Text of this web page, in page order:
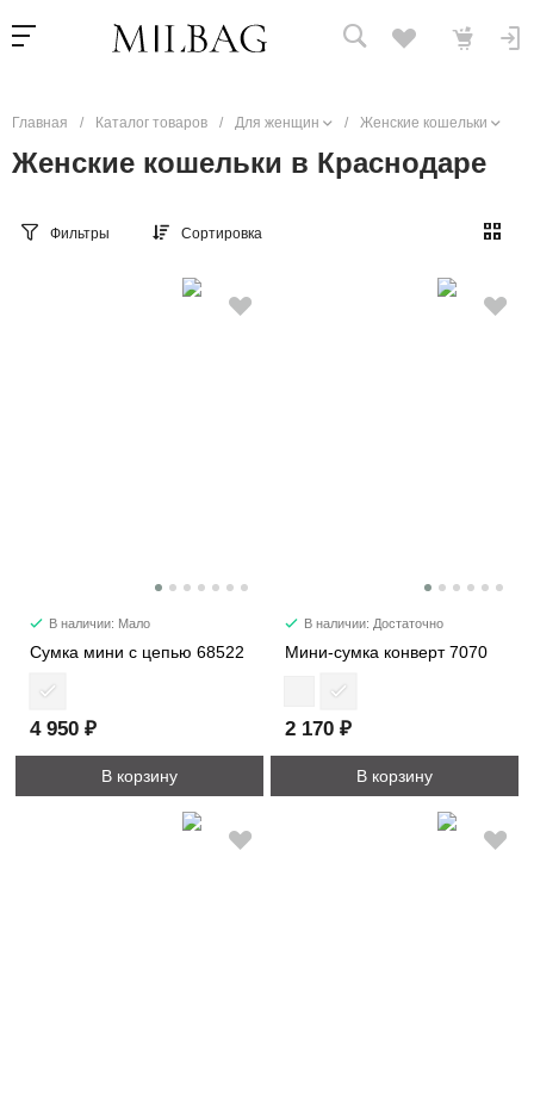
Главная / Каталог товаров / Для женщин / Женские кошельки
Женские кошельки в Краснодаре
Фильтры Сортировка
В наличии: Мало
Сумка мини с цепью 68522
4 950 ₽
В корзину
В наличии: Достаточно
Мини-сумка конверт 7070
2 170 ₽
В корзину